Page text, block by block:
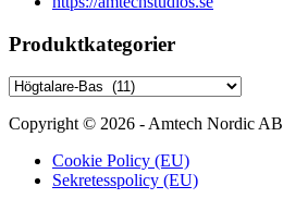
Produktkategorier
Copyright © 2026 - Amtech Nordic AB
Cookie Policy (EU)
Sekretesspolicy (EU)